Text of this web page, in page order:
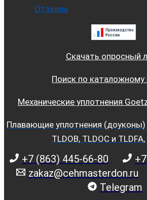
Отзывы
Скачать опросный
Поиск по каталожному
Механические уплотнения
Плавающие уплотнения (доуконы)
TLDOB, TLDOC и
+7 (863) 445-66-80
zakaz@cehmasterdon.ru
Telegram